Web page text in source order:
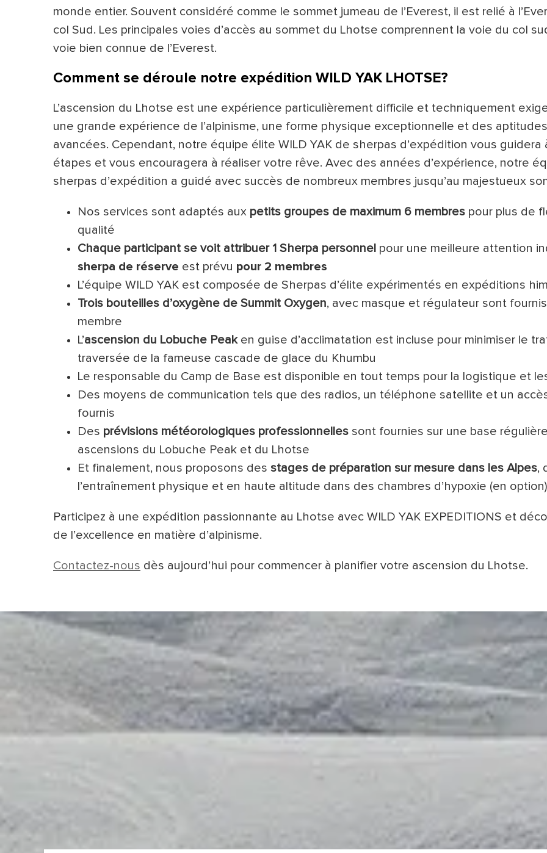
monde entier. Souvent considéré comme le sommet jumeau de l’Everest, il est relié à
col Sud. Les principales voies d’accès au sommet du Lhotse comprennent la voie du col
voie bien connue de l’Everest.
Comment se déroule notre expédition WILD YAK LHOTSE?
L’ascension du Lhotse est une expérience particulièrement difficile et techniquement
une grande expérience de l’alpinisme, une forme physique exceptionnelle et des
avancées. Cependant, notre équipe élite WILD YAK de sherpas d’expédition vous guidera
étapes et vous encouragera à réaliser votre rêve. Avec des années d’expérience, notre
sherpas d’expédition a guidé avec succès de nombreux membres jusqu’au majestueux
Nos services sont adaptés aux petits groupes de maximum 6 membres pour plus de
qualité
Chaque participant se voit attribuer 1 Sherpa personnel pour une meilleure attention
sherpa de réserve est prévu pour 2 membres
L’équipe WILD YAK est composée de Sherpas d’élite expérimentés en expéditions
Trois bouteilles d’oxygène de Summit Oxygen, avec masque et régulateur sont
membre
L’ascension du Lobuche Peaken guise d’acclimatation est incluse pour minimiser le
traversée de la fameuse cascade de glace du Khumbu
Le responsable du Camp de Base est disponible en tout temps pour la logistique et
Des moyens de communication tels que des radios, un téléphone satellite et un
fournis
Des prévisions météorologiques professionnelles sont fournies sur une base
ascensions du Lobuche Peak et du Lhotse
Et finalement, nous proposons des stages de préparation sur mesure dans les Alpes,
l’entraînement physique et en haute altitude dans des chambres d’hypoxie (en option)
Participez à une expédition passionnante au Lhotse avec WILD YAK EXPEDITIONS et
de l’excellence en matière d’alpinisme.
Contactez-nous dès aujourd’hui pour commencer à planifier votre ascension du Lhotse.